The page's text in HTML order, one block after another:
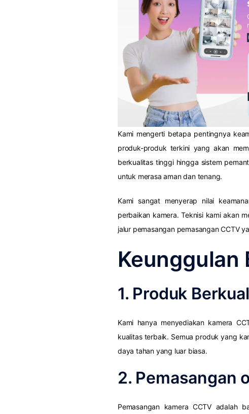
Kami mengerti betapa pentingnya
produk-produk terkini yang akan
berkualitas tinggi hingga sistem
untuk merasa aman dan tenang.
Kami sangat menyerap nilai
perbaikan kamera. Teknisi kami akan
jalur pemasangan pemasangan CCTV
Keunggulan
1. Produk
Kami hanya menyediakan kamera
kualitas terbaik. Semua produk yang
daya tahan yang luar biasa.
2. Pemasangan
Pemasangan kamera CCTV adalah